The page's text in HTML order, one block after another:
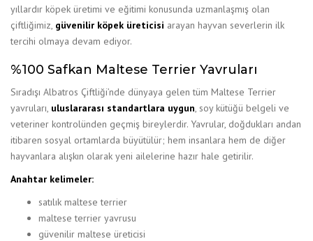
yıllardır köpek üretimi ve eğitimi konusunda uzmanlaşmış olan
çiftliğimiz, güvenilir köpek üreticisi arayan hayvan severlerin ilk
tercihi olmaya devam ediyor.
%100 Safkan Maltese Terrier Yavruları
Sıradışı Albatros Çiftliği’nde dünyaya gelen tüm Maltese Terrier
yavruları, uluslararası standartlara uygun , soy kütüğü belgeli ve
veteriner kontrolünden geçmiş bireylerdir. Yavrular, doğdukları andan
itibaren sosyal ortamlarda büyütülür; hem insanlara hem de diğer
hayvanlara alışkın olarak yeni ailelerine hazır hale getirilir.
Anahtar kelimeler:
satılık maltese terrier
maltese terrier yavrusu
güvenilir maltese üreticisi